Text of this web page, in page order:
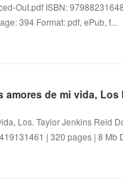
Out.pdf ISBN:
394 Format: pdf, ePub, f...
Los. Taylor Jenkins Reid
| 320 pages | 8 Mb